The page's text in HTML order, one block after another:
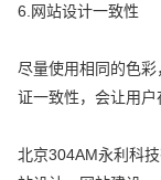
6.网站设计一致性
尽量使用相同的色
证一致性，会让用户
北京304AM永利科